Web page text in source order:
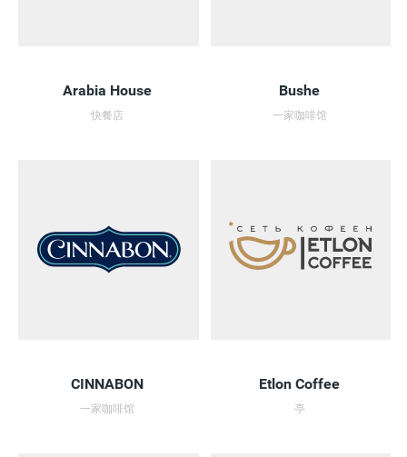
Arabia House
快餐店
Bushe
一家咖啡馆
CINNABON
一家咖啡馆
Etlon Coffee
亭